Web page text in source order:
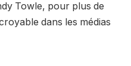
Towle, pour plus de
dans les médias